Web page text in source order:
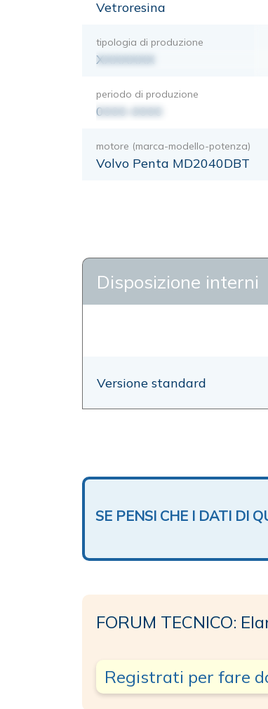
Vetroresina
tipologia di produzione
XXXXXXX
periodo di produzione
0000-0000
motore (marca-modello-potenza)
Volvo Penta MD2040DBT
Disposizione interni
Versione standard
SE PENSI CHE I DATI DI
FORUM TECNICO:
Registrati per fare